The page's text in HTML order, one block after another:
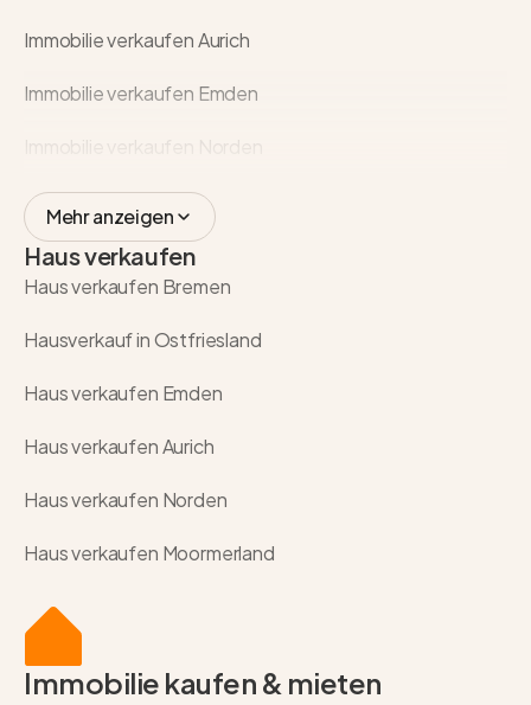
Immobilie verkaufen Aurich
Immobilie verkaufen Emden
Mehr anzeigen
Haus verkaufen
Haus verkaufen Bremen
Hausverkauf in Ostfriesland
Haus verkaufen Emden
Haus verkaufen Aurich
Haus verkaufen Norden
Haus verkaufen Moormerland
Immobilie kaufen & mieten